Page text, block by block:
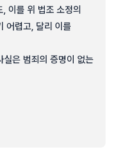
이를 위 법조 소정의
어렵고, 달리 이를
은 범죄의 증명이 없는